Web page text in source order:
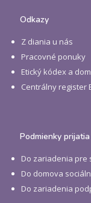
Odkazy
Z diania u nás
Pracovné ponuky
Etický kódex a
Centrálny register
Podmienky prijatia
Do zariadenia pre
Do domova
Do zariadenia